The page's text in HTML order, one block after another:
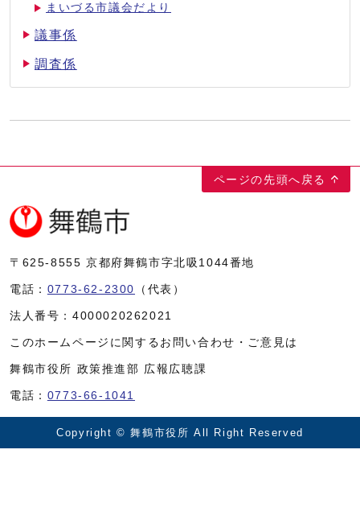
まいづる市議会だより
議事係
調査係
ページの先頭へ戻る
〒625-8555 京都府舞鶴市字北吸1044番地
電話： 0773-62-2300 （代表）
法人番号： 4000020262021
このホームページに関するお問い合わせ・ご意見は
舞鶴市役所 政策推進部 広報広聴課
電話： 0773-66-1041
Copyright © 舞鶴市役所 All Right Reserved